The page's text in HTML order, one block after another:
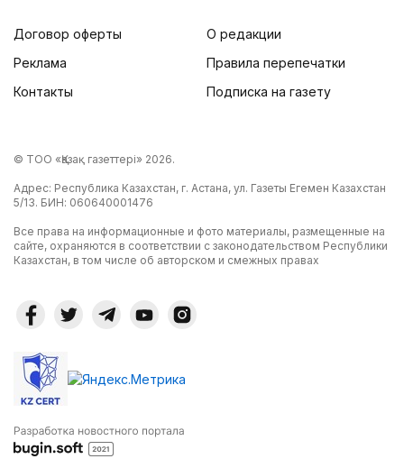
Договор оферты
Реклама
Контакты
О редакции
Правила перепечатки
Подписка на газету
© ТОО «Қазақ газеттері» 2026.
Адрес: Республика Казахстан, г. Астана, ул. Газеты Егемен Казахстан
5/13. БИН: 060640001476
Все права на информационные и фото материалы, размещенные на
сайте, охраняются в соответствии с законодательством Республики
Казахстан, в том числе об авторском и смежных правах